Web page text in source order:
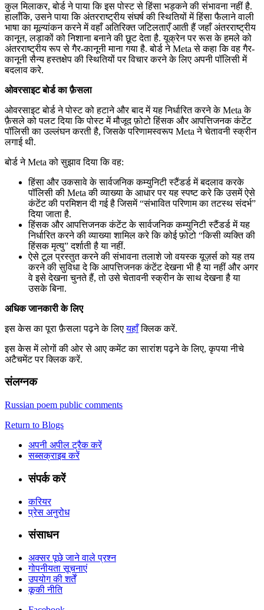
कुल मिलाकर, बोर्ड ने पाया कि इस पोस्ट से हिंसा भड़कने की संभावना नहीं है.
हालाँकि, उसने पाया कि अंतरराष्ट्रीय संघर्ष की स्थितियों में हिंसा फैलाने वाली
भाषा का मूल्यांकन करने में वहाँ अतिरिक्त जटिलताएँ आती हैं जहाँ अंतरराष्ट्रीय
कानून, लड़ाकों को निशाना बनाने की छूट देता है. यूक्रेन पर रूस के हमले को
अंतरराष्ट्रीय रूप से गैर-कानूनी माना गया है. बोर्ड ने Meta से कहा कि वह गैर-
कानूनी सैन्य हस्तक्षेप की स्थितियों पर विचार करने के लिए अपनी पॉलिसी में
बदलाव करे.
ओवरसाइट बोर्ड का फ़ैसला
ओवरसाइट बोर्ड ने पोस्ट को हटाने और बाद में यह निर्धारित करने के Meta के
फ़ैसले को पलट दिया कि पोस्ट में मौजूद फ़ोटो हिंसक और आपत्तिजनक कंटेंट
पॉलिसी का उल्लंघन करती है, जिसके परिणामस्वरूप Meta ने चेतावनी स्क्रीन
लगाई थी.
बोर्ड ने Meta को सुझाव दिया कि वह:
हिंसा और उकसावे के सार्वजनिक कम्युनिटी स्टैंडर्ड में बदलाव करके
पॉलिसी की Meta की व्याख्या के आधार पर यह स्पष्ट करे कि उसमें ऐसे
कंटेंट की परमिशन दी गई है जिसमें “संभावित परिणाम का तटस्थ संदर्भ”
दिया जाता है.
हिंसक और आपत्तिजनक कंटेंट के सार्वजनिक कम्युनिटी स्टैंडर्ड में यह
निर्धारित करने की व्याख्या शामिल करे कि कोई फ़ोटो “किसी व्यक्ति की
हिंसक मृत्यु” दर्शाती है या नहीं.
ऐसे टूल प्रस्तुत करने की संभावना तलाशे जो वयस्क यूज़र्स को यह तय
करने की सुविधा दे कि आपत्तिजनक कंटेंट देखना भी है या नहीं और अगर
वे इसे देखना चुनते हैं, तो उसे चेतावनी स्क्रीन के साथ देखना है या
उसके बिना.
अधिक जानकारी के लिए
इस केस का पूरा फ़ैसला पढ़ने के लिएयहाँक्लिक करें.
इस केस में लोगों की ओर से आए कमेंट का सारांश पढ़ने के लिए, कृपया नीचे
अटैचमेंट पर क्लिक करें.
संलग्नक
Russian poem public comments
Return to Blogs
अपनी अपील ट्रैक करें
सब्सक्राइब करें
संपर्क करें
करियर
प्रेस अनुरोध
संसाधन
अक्सर पूछे जाने वाले प्रश्न
गोपनीयता सूचनाएं
उपयोग की शर्तें
कूकी नीति